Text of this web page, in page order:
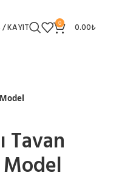
/ KAYIT 0 0.00₺
Tavan
Model